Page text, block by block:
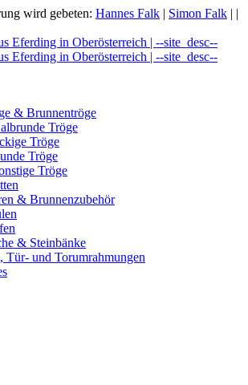
wird gebeten: Hannes Falk | Simon Falk | |
& Brunnentröge
Tröge
Tröge
Tröge
Tröge
& Brunnenzubehör
& Steinbänke
Tür- und Torumrahmungen